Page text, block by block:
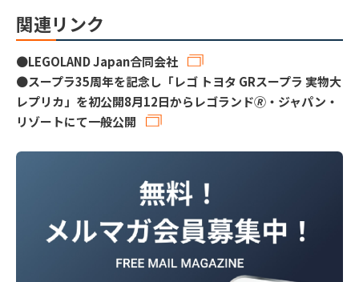
関連リンク
●LEGOLAND Japan合同会社
●スープラ35周年を記念し「レゴ トヨタ GRスープラ 実物大
レプリカ」を初公開8月12日からレゴランド🄬・ジャパン・
リゾートにて一般公開